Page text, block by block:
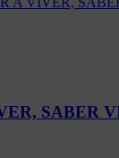
SABER